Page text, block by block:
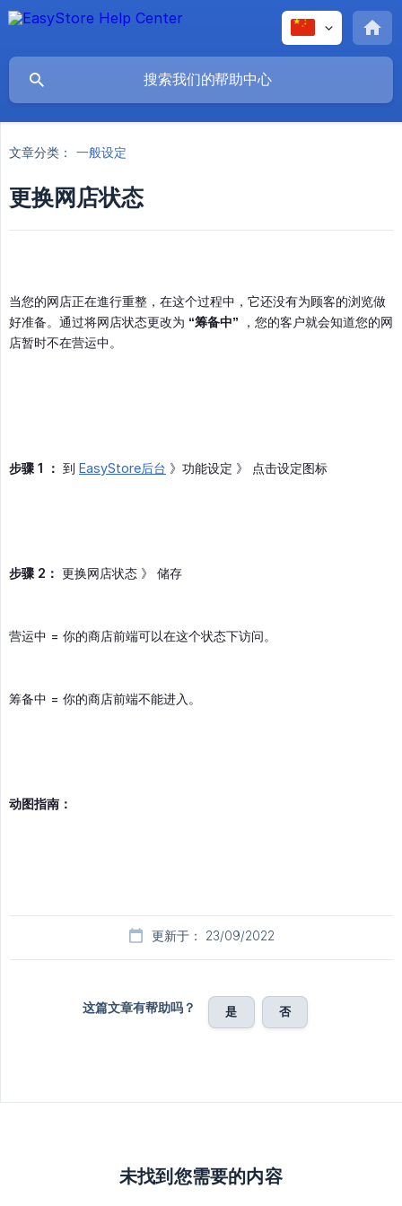
文章分类： 一般设定
更换网店状态
当您的网店正在進行重整，在这个过程中，它还没有为顾客的浏览做
好准备。通过将网店状态更改为 “筹备中” ，您的客户就会知道您的网
店暂时不在营运中。
步骤 1 ： 到 EasyStore后台 》功能设定 》 点击设定图标
步骤 2： 更换网店状态 》 储存
营运中 = 你的商店前端可以在这个状态下访问。
筹备中 = 你的商店前端不能进入。
动图指南：
更新于： 23/09/2022
这篇文章有帮助吗？ 是 否
未找到您需要的内容